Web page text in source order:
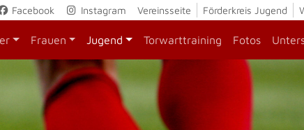
Facebook Instagram Vereinsseite Förderkreis Jugend
Frauen Jugend Torwarttraining Fotos